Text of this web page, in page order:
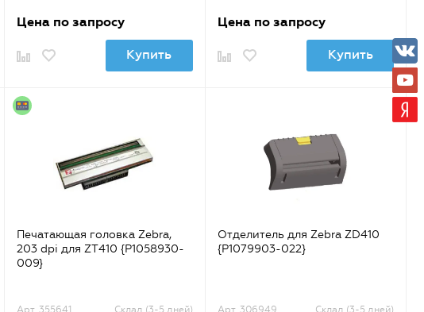
Цена по запросу
Купить
Цена по запросу
Купить
Печатающая головка Zebra,
203 dpi для ZT410 {P1058930-
009}
Арт. 355641 Склад (3-5 дней)
Отделитель для Zebra ZD410
{P1079903-022}
Арт. 306949 Склад (3-5 дней)